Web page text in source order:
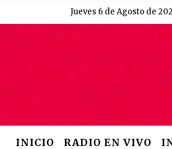
Jueves 6 de Agosto de
INICIO RADIO EN VIVO